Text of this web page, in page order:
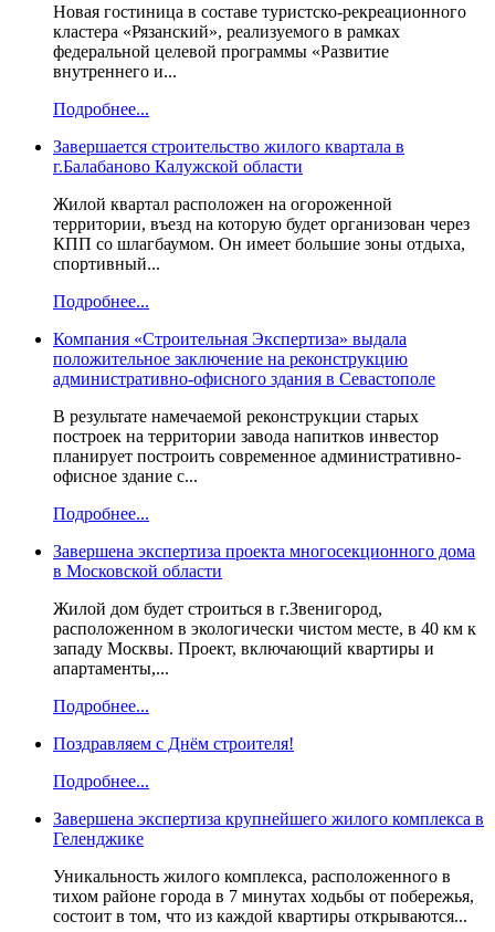
Новая гостиница в составе туристско-рекреационного
кластера «Рязанский», реализуемого в рамках
федеральной целевой программы «Развитие
внутреннего и...
Подробнее...
Завершается строительство жилого квартала в
г.Балабаново Калужской области
Жилой квартал расположен на огороженной
территории, въезд на которую будет организован через
КПП со шлагбаумом. Он имеет большие зоны отдыха,
спортивный...
Подробнее...
Компания «Строительная Экспертиза» выдала
положительное заключение на реконструкцию
административно-офисного здания в Севастополе
В результате намечаемой реконструкции старых
построек на территории завода напитков инвестор
планирует построить современное административно-
офисное здание с...
Подробнее...
Завершена экспертиза проекта многосекционного дома
в Московской области
Жилой дом будет строиться в г.Звенигород,
расположенном в экологически чистом месте, в 40 км к
западу Москвы. Проект, включающий квартиры и
апартаменты,...
Подробнее...
Поздравляем с Днём строителя!
Подробнее...
Завершена экспертиза крупнейшего жилого комплекса в
Геленджике
Уникальность жилого комплекса, расположенного в
тихом районе города в 7 минутах ходьбы от побережья,
состоит в том, что из каждой квартиры открываются...